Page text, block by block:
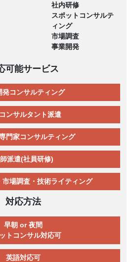
社内研修
スポットコンサルテ
ィング
市場調査
事業開発
可能サービス
発コンサルティング
ンサルタント派遣
門家コンサルティング
派遣(社員研修)
市場調査・技術ライティング
対応方法
早朝 or 夜間
トコンサル対応可
英語対応可